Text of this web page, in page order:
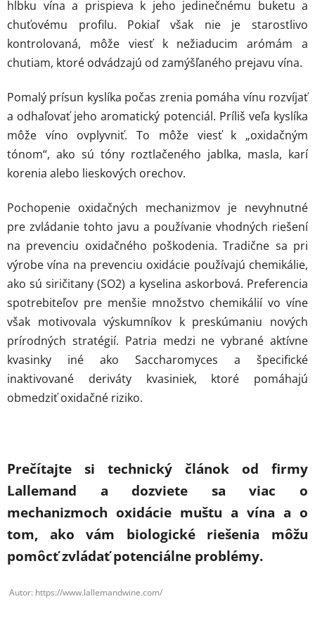
hĺbku vína a prispieva k jeho jedinečnému buketu a
chuťovému profilu. Pokiaľ však nie je starostlivo
kontrolovaná, môže viesť k nežiaducim arómám a
chutiam, ktoré odvádzajú od zamýšľaného prejavu vína.
Pomalý prísun kyslíka počas zrenia pomáha vínu rozvíjať
a odhaľovať jeho aromatický potenciál. Príliš veľa kyslíka
môže víno ovplyvniť. To môže viesť k „oxidačným
tónom“, ako sú tóny roztlačeného jablka, masla, karí
korenia alebo lieskových orechov.
Pochopenie oxidačných mechanizmov je nevyhnutné
pre zvládanie tohto javu a používanie vhodných riešení
na prevenciu oxidačného poškodenia. Tradične sa pri
výrobe vína na prevenciu oxidácie používajú chemikálie,
ako sú siričitany (SO2) a kyselina askorbová. Preferencia
spotrebiteľov pre menšie množstvo chemikálií vo víne
však motivovala výskumníkov k preskúmaniu nových
prírodných stratégií. Patria medzi ne vybrané aktívne
kvasinky iné ako Saccharomyces a špecifické
inaktivované deriváty kvasiniek, ktoré pomáhajú
obmedziť oxidačné riziko.
Prečítajte si technický článok od firmy
Lallemand a dozviete sa viac o
mechanizmoch oxidácie muštu a vína a o
tom, ako vám biologické riešenia môžu
pomôcť zvládať potenciálne problémy.
Autor: https://www.lallemandwine.com/